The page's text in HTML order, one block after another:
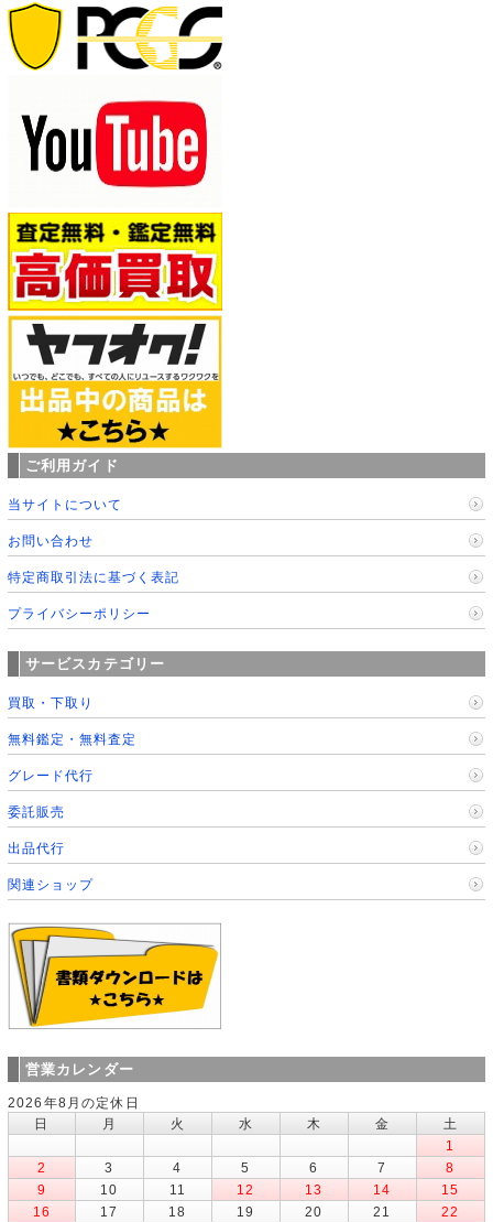
ご利用ガイド
当サイトについて
お問い合わせ
特定商取引法に基づく表記
プライバシーポリシー
サービスカテゴリー
買取・下取り
無料鑑定・無料査定
グレード代行
委託販売
出品代行
関連ショップ
営業カレンダー
2026年8月の定休日
日
月 火 水 木 金
土
1
2
3 4 5 6 7
8
9
10 11 12 13 14
15
16
17 18 19 20 21
22